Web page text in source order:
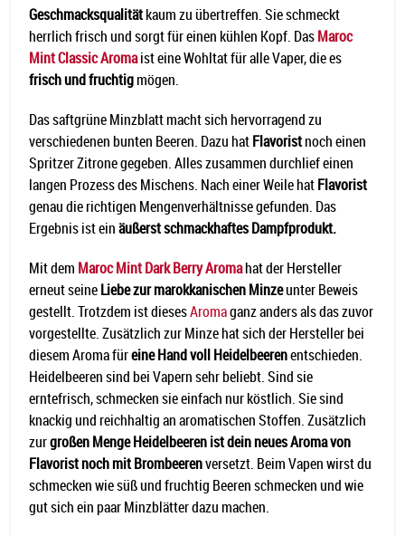
Geschmacksqualitätkaum zu übertreffen. Sie schmeckt
herrlich frisch und sorgt für einen kühlen Kopf. DasMaroc
Mint Classic Aromaist eine Wohltat für alle Vaper, die es
frisch und fruchtigmögen.
Das saftgrüne Minzblatt macht sich hervorragend zu
verschiedenen bunten Beeren. Dazu hatFlavoristnoch einen
Spritzer Zitrone gegeben. Alles zusammen durchlief einen
langen Prozess des Mischens. Nach einer Weile hatFlavorist
genau die richtigen Mengenverhältnisse gefunden. Das
Ergebnis ist einäußerst schmackhaftes Dampfprodukt.
Mit dem Maroc Mint Dark Berry Aromahat der Hersteller
erneut seineLiebe zur marokkanischen Minzeunter Beweis
gestellt. Trotzdem ist diesesAromaganz anders als das zuvor
vorgestellte. Zusätzlich zur Minze hat sich der Hersteller bei
diesem Aroma füreine Hand voll Heidelbeerenentschieden.
Heidelbeeren sind bei Vapern sehr beliebt. Sind sie
erntefrisch, schmecken sie einfach nur köstlich. Sie sind
knackig und reichhaltig an aromatischen Stoffen. Zusätzlich
zurgroßen Menge Heidelbeeren ist dein neues Aroma von
Flavorist noch mit Brombeerenversetzt. Beim Vapen wirst du
schmecken wie süß und fruchtig Beeren schmecken und wie
gut sich ein paar Minzblätter dazu machen.